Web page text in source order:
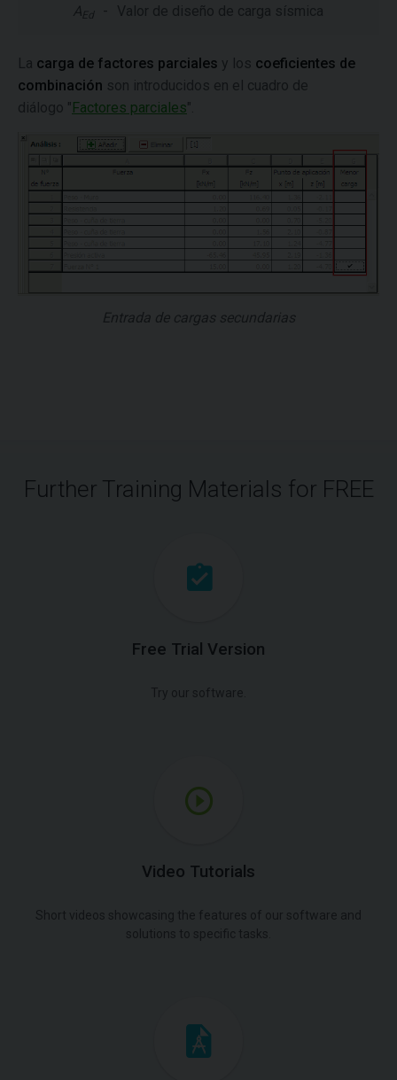
AEd - Valor de diseño de carga sísmica
La carga de factores parciales y los coeficientes de
combinación son introducidos en el cuadro de
diálogo "Factores parciales".
Entrada de cargas secundarias
Further Training Materials for FREE
Free Trial Version
Try our software.
Video Tutorials
Short videos showcasing the features of our software and
solutions to specific tasks.